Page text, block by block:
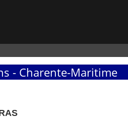
- Charente-Maritime